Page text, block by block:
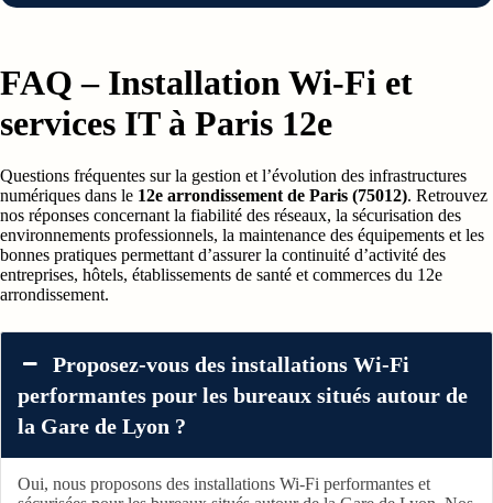
un
?
de
cas
déploiement
complet
de
vidéosurveillance
dans
un
hôtel
étoiles
FAQ – Installation Wi-Fi et
services IT à Paris 12e
Questions fréquentes sur la gestion et l’évolution des infrastructures
numériques dans le 12e arrondissement de Paris (75012). Retrouvez
nos réponses concernant la fiabilité des réseaux, la sécurisation des
environnements professionnels, la maintenance des équipements et les
bonnes pratiques permettant d’assurer la continuité d’activité des
entreprises, hôtels, établissements de santé et commerces du 12e
arrondissement.
Proposez-vous des installations Wi-Fi
performantes pour les bureaux situés autour de
la Gare de Lyon ?
Oui, nous proposons des installations Wi-Fi performantes et